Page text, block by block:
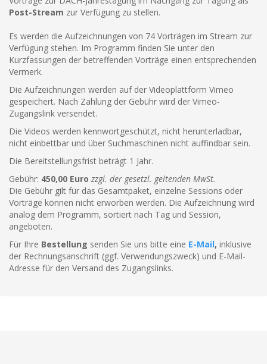
Post-Stream zur Verfügung zu stellen.
Es werden die Aufzeichnungen von 74 Vorträgen im Stream zur
Verfügung stehen. Im Programm finden Sie unter den
Kurzfassungen der betreffenden Vorträge einen entsprechenden
Vermerk.
Die Aufzeichnungen werden auf der Videoplattform Vimeo
gespeichert. Nach Zahlung der Gebühr wird der Vimeo-
Zugangslink versendet.
Die Videos werden kennwortgeschützt, nicht herunterladbar,
nicht einbettbar und über Suchmaschinen nicht auffindbar sein.
Die Bereitstellungsfrist beträgt 1 Jahr.
Gebühr: 450,00 Euro zzgl. der gesetzl. geltenden MwSt.
Die Gebühr gilt für das Gesamtpaket, einzelne Sessions oder
Vorträge können nicht erworben werden. Die Aufzeichnung wird
analog dem Programm, sortiert nach Tag und Session,
angeboten.
Für Ihre Bestellung senden Sie uns bitte eine E-Mail, inklusive
der Rechnungsanschrift (ggf. Verwendungszweck) und E-Mail-
Adresse für den Versand des Zugangslinks.